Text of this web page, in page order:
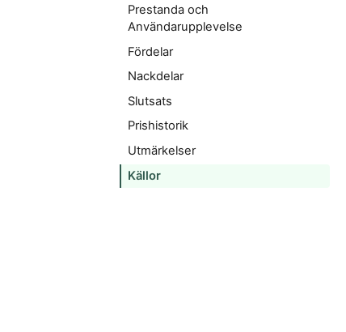
Prestanda och
Användarupplevelse
Fördelar
Nackdelar
Slutsats
Prishistorik
Utmärkelser
Källor